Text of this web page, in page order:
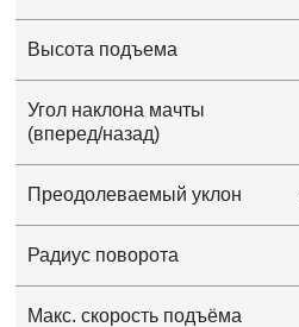
Высота подъема
Угол наклона мачты
(вперед/назад)
Преодолеваемый уклон
Радиус поворота
Макс. скорость подъёма